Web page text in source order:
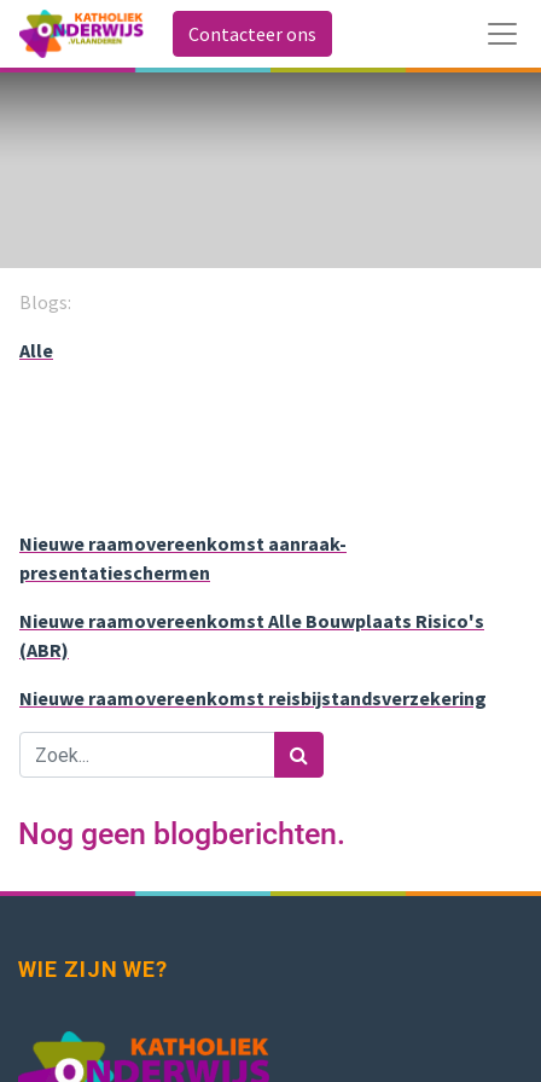
Contacteer ons
Blogs:
Alle
Nieuwe raamovereenkomst aanraak-
presentatieschermen
Nieuwe raamovereenkomst Alle Bouwplaats Risico's
(ABR)
Nieuwe raamovereenkomst reisbijstandsverzekering
Nog geen blogberichten.
WIE ZIJN WE?